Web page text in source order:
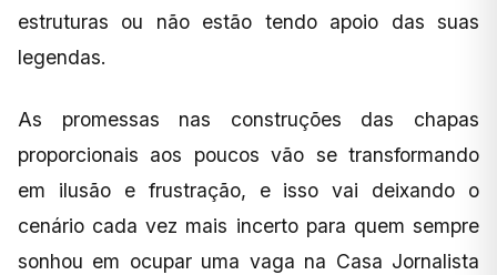
estruturas ou não estão tendo apoio das suas
legendas.
As promessas nas construções das chapas
proporcionais aos poucos vão se transformando
em ilusão e frustração, e isso vai deixando o
cenário cada vez mais incerto para quem sempre
sonhou em ocupar uma vaga na Casa Jornalista